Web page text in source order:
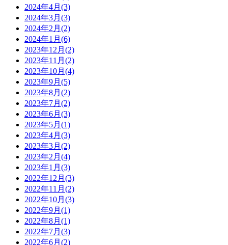
2024年4月(3)
2024年3月(3)
2024年2月(2)
2024年1月(6)
2023年12月(2)
2023年11月(2)
2023年10月(4)
2023年9月(5)
2023年8月(2)
2023年7月(2)
2023年6月(3)
2023年5月(1)
2023年4月(3)
2023年3月(2)
2023年2月(4)
2023年1月(3)
2022年12月(3)
2022年11月(2)
2022年10月(3)
2022年9月(1)
2022年8月(1)
2022年7月(3)
2022年6月(2)